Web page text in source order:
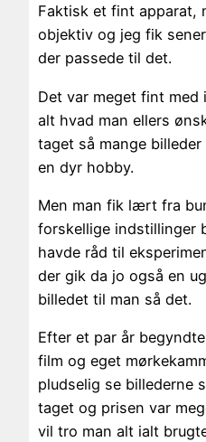
Faktisk et fint apparat,
objektiv og jeg fik
der passede til det.
Det var meget fint med
alt hvad man ellers
taget så mange
en dyr hobby.
Men man fik lært fra
forskellige indstillinger
havde råd til
der gik da jo også en
billedet til man så det.
Efter et par år
film og eget
pludselig se billederne
taget og prisen var
vil tro man alt ialt